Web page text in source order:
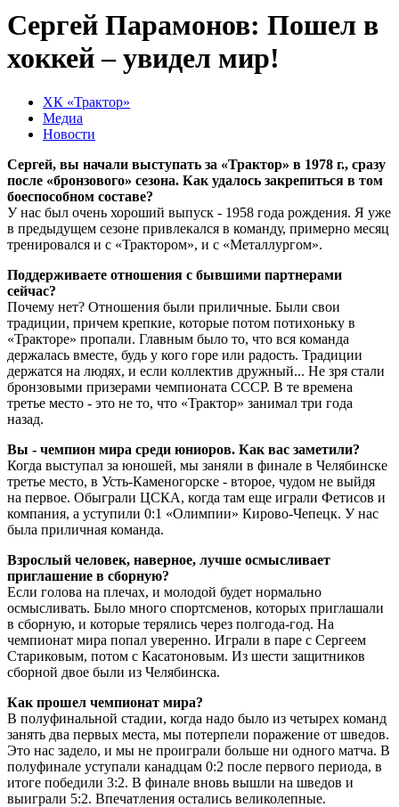
Сергей Парамонов: Пошел в
хоккей – увидел мир!
ХК «Трактор»
Медиа
Новости
Сергей, вы начали выступать за «Трактор» в 1978 г., сразу
после «бронзового» сезона. Как удалось закрепиться в том
боеспособном составе?
У нас был очень хороший выпуск - 1958 года рождения. Я уже
в предыдущем сезоне привлекался в команду, примерно месяц
тренировался и с «Трактором», и с «Металлургом».
Поддерживаете отношения с бывшими партнерами
сейчас?
Почему нет? Отношения были приличные. Были свои
традиции, причем крепкие, которые потом потихоньку в
«Тракторе» пропали. Главным было то, что вся команда
держалась вместе, будь у кого горе или радость. Традиции
держатся на людях, и если коллектив дружный... Не зря стали
бронзовыми призерами чемпионата СССР. В те времена
третье место - это не то, что «Трактор» занимал три года
назад.
Вы - чемпион мира среди юниоров. Как вас заметили?
Когда выступал за юношей, мы заняли в финале в Челябинске
третье место, в Усть-Каменогорске - второе, чудом не выйдя
на первое. Обыграли ЦСКА, когда там еще играли Фетисов и
компания, а уступили 0:1 «Олимпии» Кирово-Чепецк. У нас
была приличная команда.
Взрослый человек, наверное, лучше осмысливает
приглашение в сборную?
Если голова на плечах, и молодой будет нормально
осмысливать. Было много спортсменов, которых приглашали
в сборную, и которые терялись через полгода-год. На
чемпионат мира попал уверенно. Играли в паре с Сергеем
Стариковым, потом с Касатоновым. Из шести защитников
сборной двое были из Челябинска.
Как прошел чемпионат мира?
В полуфинальной стадии, когда надо было из четырех команд
занять два первых места, мы потерпели поражение от шведов.
Это нас задело, и мы не проиграли больше ни одного матча. В
полуфинале уступали канадцам 0:2 после первого периода, в
итоге победили 3:2. В финале вновь вышли на шведов и
выиграли 5:2. Впечатления остались великолепные.